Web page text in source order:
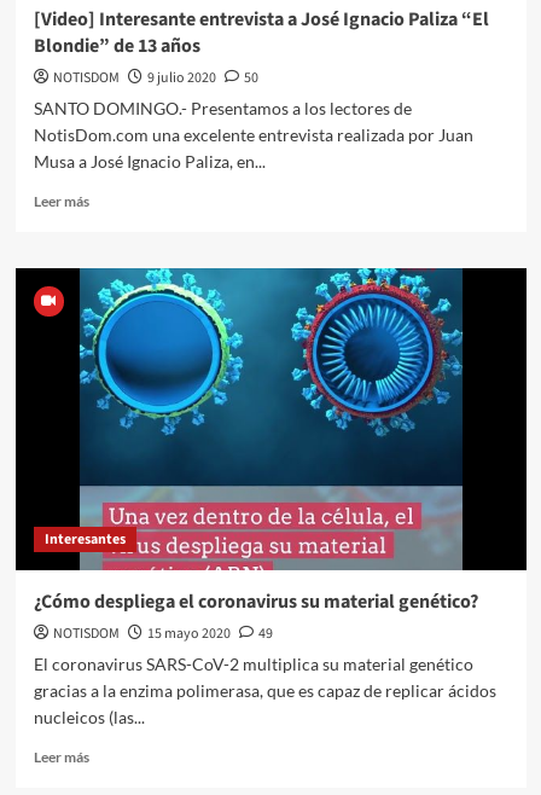
[Video] Interesante entrevista a José Ignacio Paliza “El
Blondie” de 13 años
NOTISDOM 9 julio 2020
50
SANTO DOMINGO.- Presentamos a los lectores de
NotisDom.com una excelente entrevista realizada por Juan
Musa a José Ignacio Paliza, en...
Leer más
Interesantes
¿Cómo despliega el coronavirus su material genético?
NOTISDOM 15 mayo 2020
49
El coronavirus SARS-CoV-2 multiplica su material genético
gracias a la enzima polimerasa, que es capaz de replicar ácidos
nucleicos (las...
Leer más